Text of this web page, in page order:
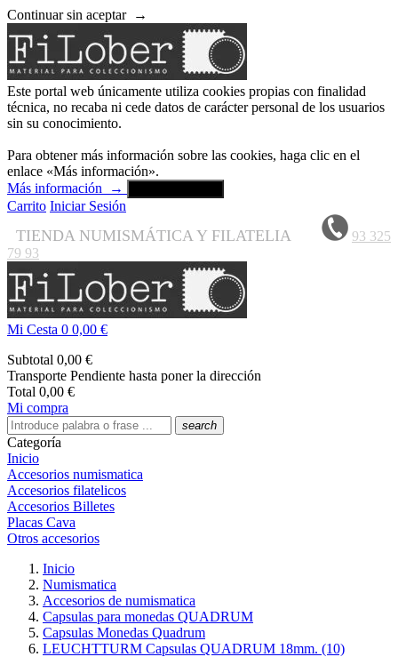
Continuar sin aceptar →
Este portal web únicamente utiliza cookies propias con finalidad
técnica, no recaba ni cede datos de carácter personal de los usuarios
sin su conocimiento.
Para obtener más información sobre las cookies, haga clic en el
enlace «Más información».
Más información
→
Carrito Iniciar Sesión
TIENDA NUMISMÁTICA Y FILATELIA
93 325
79 93
Mi Cesta 0 0,00 €
Subtotal 0,00 €
Transporte Pendiente hasta poner la dirección
Total 0,00 €
Mi compra
search
Categoría
Inicio
Accesorios numismatica
Accesorios filatelicos
Accesorios Billetes
Placas Cava
Otros accesorios
Inicio
Numismatica
Accesorios de numismatica
Capsulas para monedas QUADRUM
Capsulas Monedas Quadrum
LEUCHTTURM Capsulas QUADRUM 18mm. (10)